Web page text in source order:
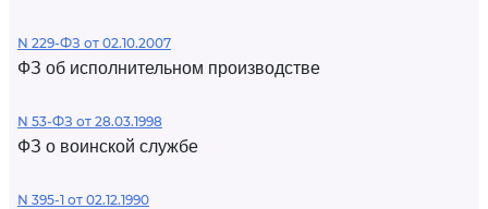
N 229-ФЗ от 02.10.2007
ФЗ об исполнительном производстве
N 53-ФЗ от 28.03.1998
ФЗ о воинской службе
N 395-1 от 02.12.1990